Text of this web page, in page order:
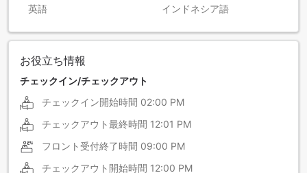
英語 インドネシア語
お役立ち情報
チェックイン/チェックアウト
チェックイン開始時間 02:00 PM
チェックアウト最終時間 12:01 PM
フロント受付終了時間 09:00 PM
チェックアウト開始時間 12:00 PM